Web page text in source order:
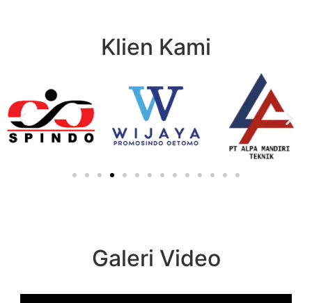
Klien Kami
Galeri Video